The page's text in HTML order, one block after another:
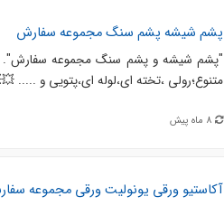
پشم شیشه پشم سنگ مجموعه سفارش
"پشم شیشه و پشم سنگ مجموعه سفارش".
متنوع؛رولی ،تخته ای،لوله ای،پتویی و
8 ماه پیش
آکاستیو ورقی یونولیت ورقی مجموعه